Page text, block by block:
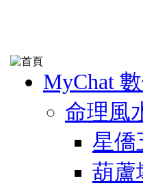
MyChat
命理風
星僑
葫蘆